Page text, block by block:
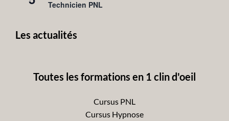
en
Technicien PNL
Les actualités
Toutes les formations en 1 clin d'oeil
Cursus PNL
Cursus Hypnose